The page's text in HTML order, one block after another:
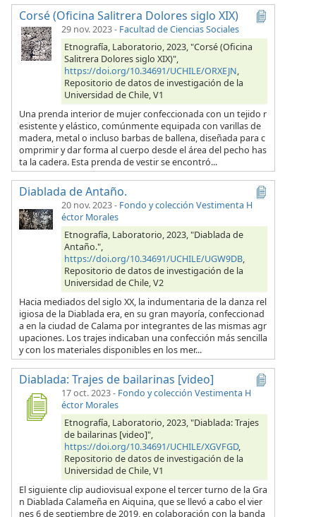
Corsé (Oficina Salitrera Dolores siglo XIX)
29 nov. 2023- Facultad de Ciencias Sociales
Etnografía, Laboratorio, 2023, "Corsé (Oficina
Salitrera Dolores siglo XIX)",
https://doi.org/10.34691/UCHILE/ORXEJN,
Repositorio de datos de investigación de la
Universidad de Chile, V1
Una prenda interior de mujer confeccionada con un tejido r
esistente y elástico, comúnmente equipada con varillas de
madera, metal o incluso barbas de ballena, diseñada para c
omprimir y dar forma al cuerpo desde el área del pecho has
ta la cadera. Esta prenda de vestir se encontró...
Diablada de Antaño.
20 nov. 2023- Fondo y colección Vestimenta H
éctor Morales
Etnografía, Laboratorio, 2023, "Diablada de
Antaño.",
https://doi.org/10.34691/UCHILE/UGW9DB,
Repositorio de datos de investigación de la
Universidad de Chile, V2
Hacia mediados del siglo XX, la indumentaria de la danza rel
igiosa de la Diablada era, en su gran mayoría, confeccionad
a en la ciudad de Calama por integrantes de las mismas agr
upaciones. Los trajes indicaban una confección más sencilla
y con los materiales disponibles en los mer...
Diablada: Trajes de bailarinas [video]
17 oct. 2023- Fondo y colección Vestimenta H
éctor Morales
Etnografía, Laboratorio, 2023, "Diablada: Trajes
de bailarinas [video]",
https://doi.org/10.34691/UCHILE/XGVFGD,
Repositorio de datos de investigación de la
Universidad de Chile, V1
El siguiente clip audiovisual expone el tercer turno de la Gra
n Diablada Calameña en Aiquina, que se llevó a cabo el vier
nes 6 de septiembre de 2019, en colaboración con la banda